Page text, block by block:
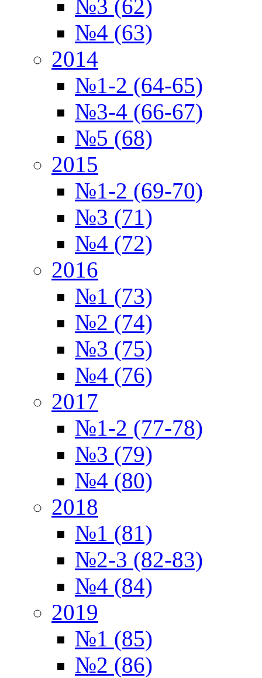
№3 (62)
№4 (63)
2014
№1-2 (64-65)
№3-4 (66-67)
№5 (68)
2015
№1-2 (69-70)
№3 (71)
№4 (72)
2016
№1 (73)
№2 (74)
№3 (75)
№4 (76)
2017
№1-2 (77-78)
№3 (79)
№4 (80)
2018
№1 (81)
№2-3 (82-83)
№4 (84)
2019
№1 (85)
№2 (86)